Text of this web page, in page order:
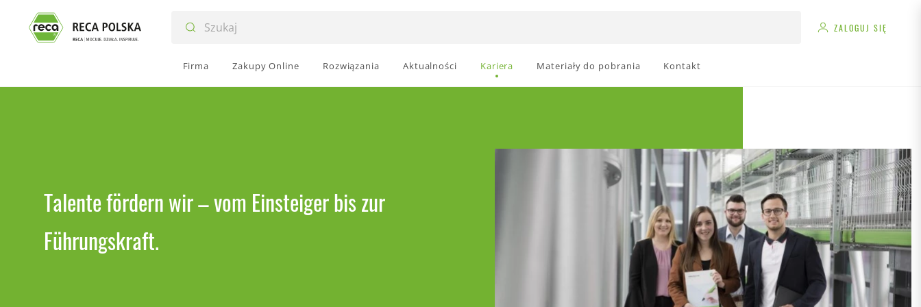
Firma Zakupy Online Rozwiązania Aktualności Kariera Materiały do pobrania Kontakt
ZALOGUJ SIĘ
Talente fördern wir – vom Einsteiger bis zur
Führungskraft.